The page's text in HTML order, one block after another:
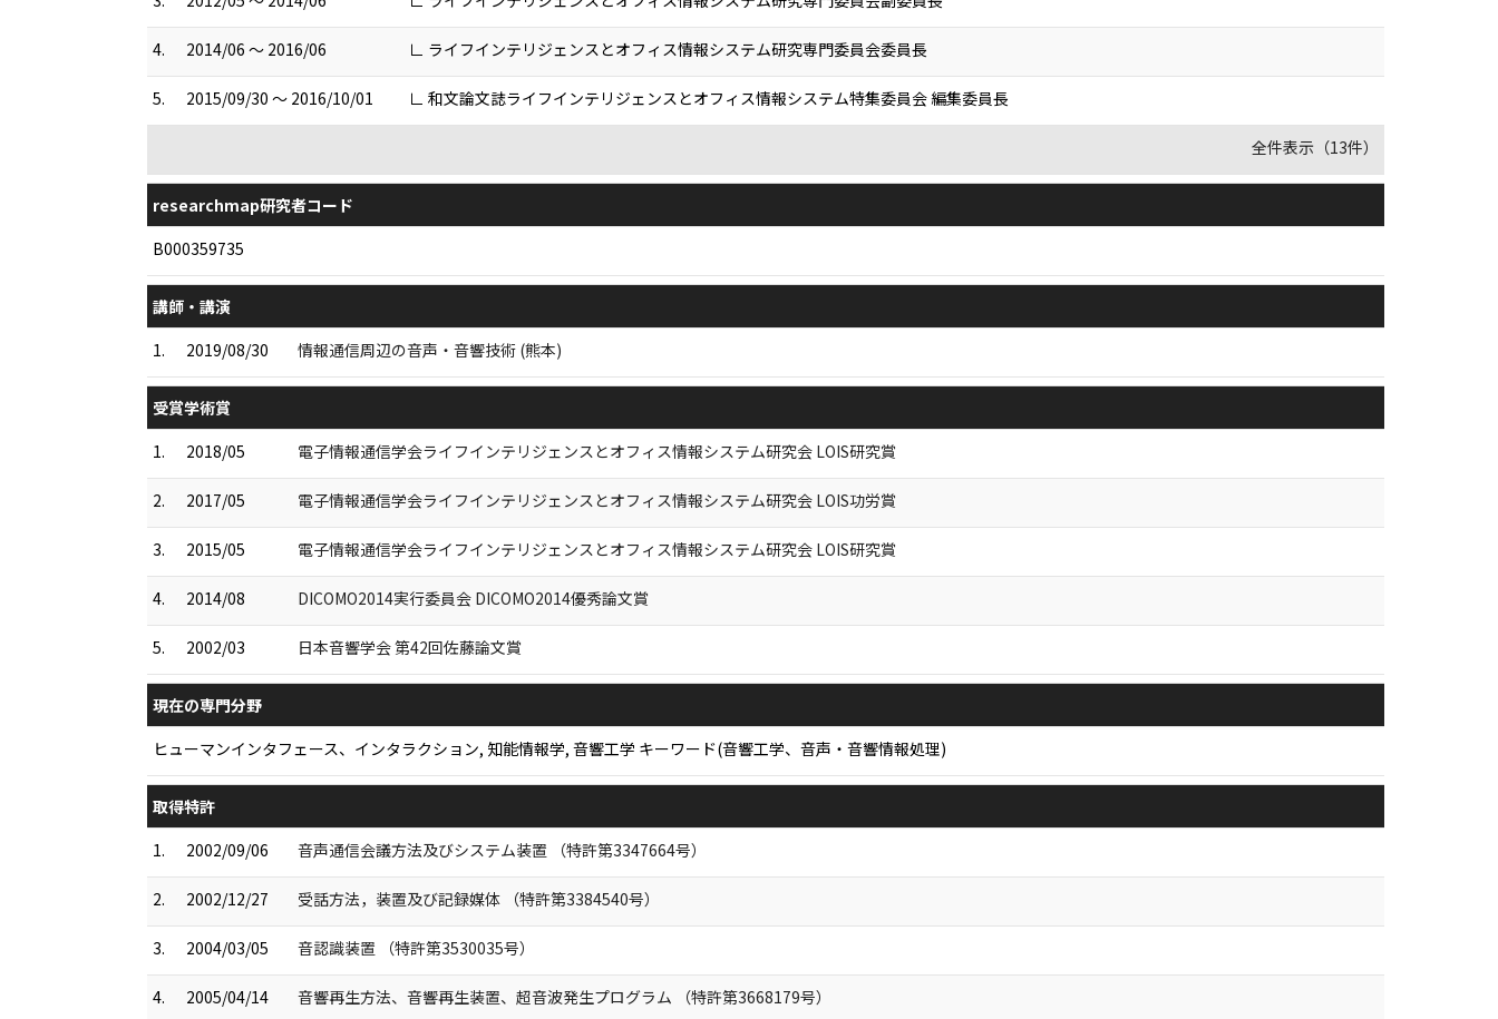
4. 2014/06 ～ 2016/06 ∟ ライフインテリジェンスとオフィス情報システム研究専門委員会委員長
5. 2015/09/30 ～ 2016/10/01 ∟ 和文論文誌ライフインテリジェンスとオフィス情報システム特集委員会 編集委員長
全件表示（13件）
researchmap研究者コード
B000359735
講師・講演
1.
2019/08/30 情報通信周辺の音声・音響技術 (熊本)
受賞学術賞
1.
2018/05 電子情報通信学会ライフインテリジェンスとオフィス情報システム研究会 LOIS研究賞
2. 2017/05 電子情報通信学会ライフインテリジェンスとオフィス情報システム研究会 LOIS功労賞
3. 2015/05 電子情報通信学会ライフインテリジェンスとオフィス情報システム研究会 LOIS研究賞
4. 2014/08 DICOMO2014実行委員会 DICOMO2014優秀論文賞
5. 2002/03 日本音響学会 第42回佐藤論文賞
現在の専門分野
ヒューマンインタフェース、インタラクション, 知能情報学, 音響工学 キーワード(音響工学、音声・音響情報処理)
取得特許
1.
2002/09/06 音声通信会議方法及びシステム装置 （特許第3347664号）
2. 2002/12/27 受話方法，装置及び記録媒体 （特許第3384540号）
3. 2004/03/05 音認識装置 （特許第3530035号）
4. 2005/04/14 音響再生方法、音響再生装置、超音波発生プログラム （特許第3668179号）